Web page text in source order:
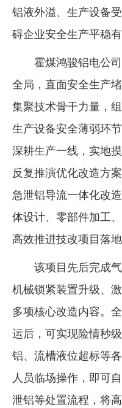
铝液外溢、生产设备
碍企业安全生产平稳
霍煤鸿骏铝电公
全局，直面安全生产
集聚技术骨干力量，
生产设备安全薄弱环
深耕生产一线，实地
反复推演优化改造方
急泄铝导流一体化改
体设计、零部件加工
高效推进技改项目落地
该项目先后完成
机械锁紧装置升级、
多项核心改造内容。
运后，可实现险情秒
铝、流槽液位超标等
人员临场操作，即可
泄铝等处置流程，将